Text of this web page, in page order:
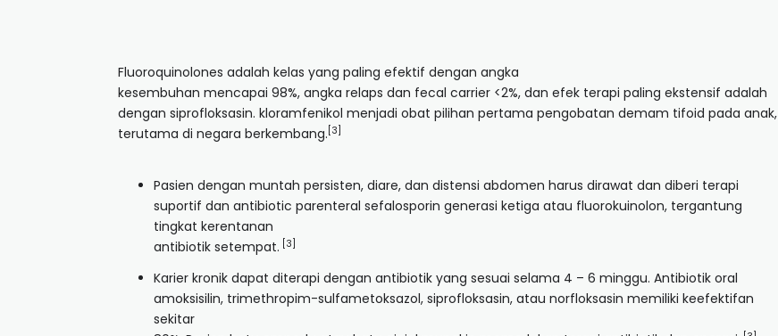
Fluoroquinolones adalah kelas yang paling efektif dengan angka
kesembuhan mencapai 98%, angka relaps dan fecal carrier <2%, dan efek terapi paling ekstensif adalah
dengan siprofloksasin. kloramfenikol menjadi obat pilihan pertama pengobatan demam tifoid pada anak,
terutama di negara berkembang. [3]
Pasien dengan muntah persisten, diare, dan distensi abdomen harus dirawat dan diberi terapi
suportif dan antibiotic parenteral sefalosporin generasi ketiga atau fluorokuinolon, tergantung
tingkat kerentanan
antibiotik setempat. [3]
Karier kronik dapat diterapi dengan antibiotik yang sesuai selama 4 – 6 minggu. Antibiotik oral
amoksisilin, trimethropim-sulfametoksazol, siprofloksasin, atau norfloksasin memiliki keefektifan
sekitar